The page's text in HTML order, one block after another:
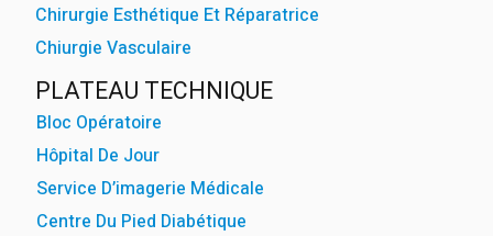
Chirurgie Esthétique Et Réparatrice
Chiurgie Vasculaire
PLATEAU TECHNIQUE
Bloc Opératoire
Hôpital De Jour
Service D’imagerie Médicale
Centre Du Pied Diabétique